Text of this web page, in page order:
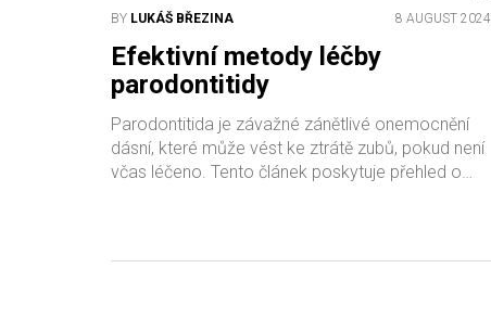
BY LUKÁŠ BŘEZINA 8 AUGUST 2024
Efektivní metody léčby
parodontitidy
Parodontitida je závažné zánětlivé onemocnění
dásní, které může vést ke ztrátě zubů, pokud není
včas léčeno. Tento článek poskytuje přehled o
udržení zdravých dásní a zubů.